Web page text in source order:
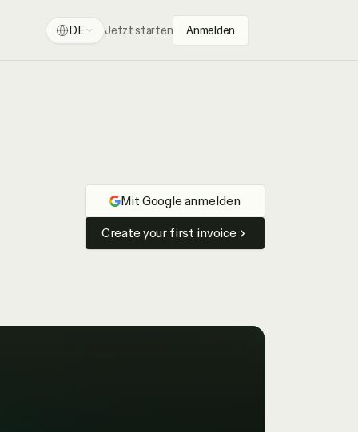
DE Jetzt starten Anmelden
Mit Google anmelden
Create your first invoice